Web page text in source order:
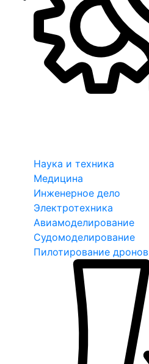
Наука и техника
Медицина
Инженерное дело
Электротехника
Авиамоделирование
Судомоделирование
Пилотирование дронов